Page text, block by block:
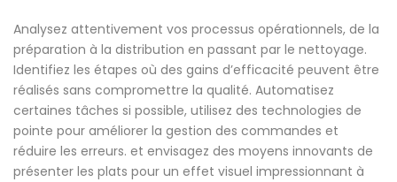
Analysez attentivement vos processus opérationnels, de la
préparation à la distribution en passant par le nettoyage.
Identifiez les étapes où des gains d’efficacité peuvent être
réalisés sans compromettre la qualité. Automatisez
certaines tâches si possible, utilisez des technologies de
pointe pour améliorer la gestion des commandes et
réduire les erreurs. et envisagez des moyens innovants de
présenter les plats pour un effet visuel impressionnant à